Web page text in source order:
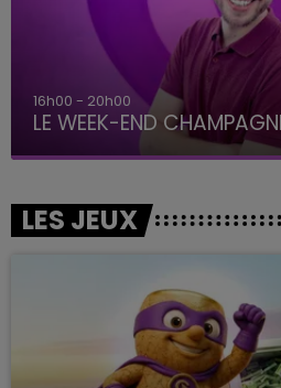
7h00 - 12h00
LE WEEK-END
LES JEUX